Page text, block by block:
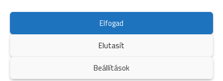
Elfogad
Elutasít
Beállítások
SEGÉLYHÍVÓSZÁMOK
104mentők